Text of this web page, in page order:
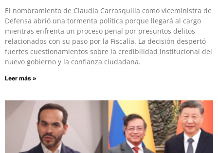
El nombramiento de Claudia Carrasquilla como viceministra de
Defensa abrió una tormenta política porque llegará al cargo
mientras enfrenta un proceso penal por presuntos delitos
relacionados con su paso por la Fiscalía. La decisión despertó
fuertes cuestionamientos sobre la credibilidad institucional del
nuevo gobierno y la confianza ciudadana.
Leer más »